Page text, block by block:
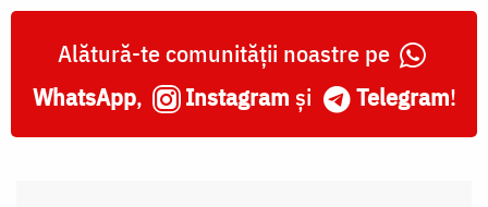
Alătură-te comunității noastre pe
WhatsApp, Instagram și Telegram!